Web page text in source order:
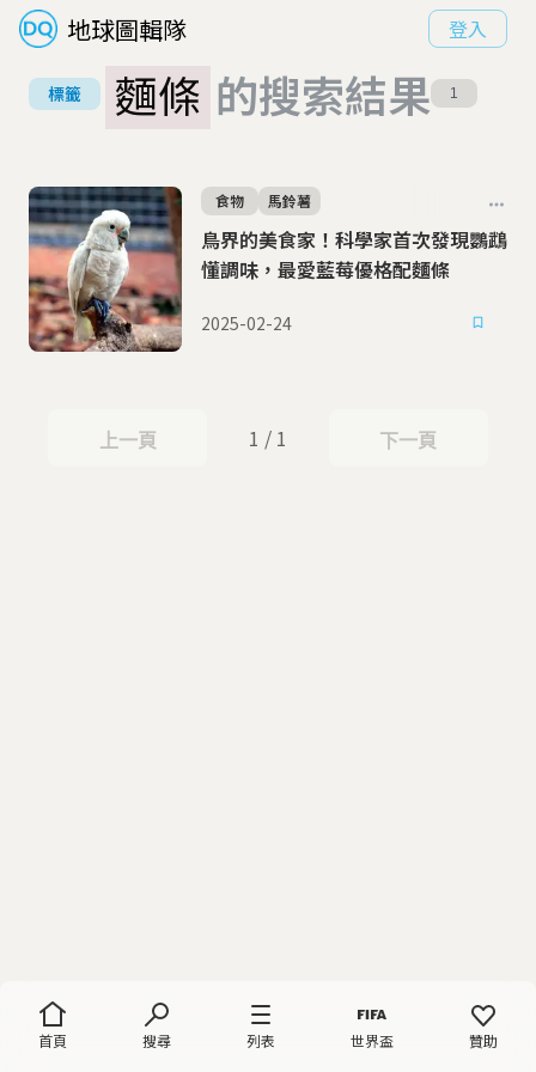
地球圖輯隊 登入
首頁 搜尋 列表 世界盃 贊助
標籤 麵條 的搜索結果 1
鳥界的美食家！科學家首次發現鸚鵡
懂調味，最愛藍莓優格配麵條
食物 馬鈴薯
2025-02-24
上一頁
上一頁 1 / 1 下一頁
下一頁